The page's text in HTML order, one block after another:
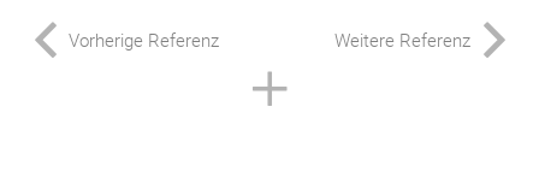
Vorherige Referenz Weitere Referenz